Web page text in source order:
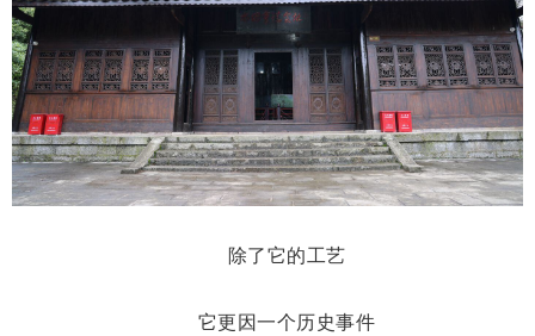
除了它的工艺
它更因一个历史事件